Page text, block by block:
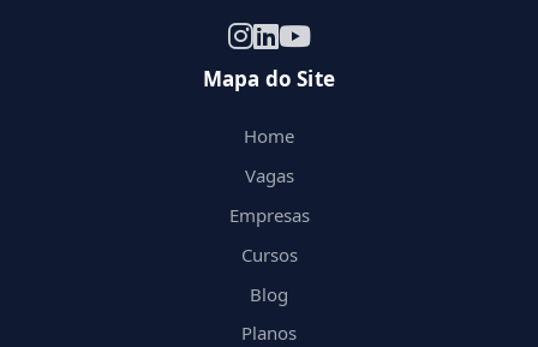
Mapa do Site
Home
Vagas
Empresas
Cursos
Blog
Planos